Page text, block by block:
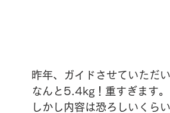
昨年、ガイドさせていただ
なんと5.4kg！重すぎます。
しかし内容は恐ろしいくら